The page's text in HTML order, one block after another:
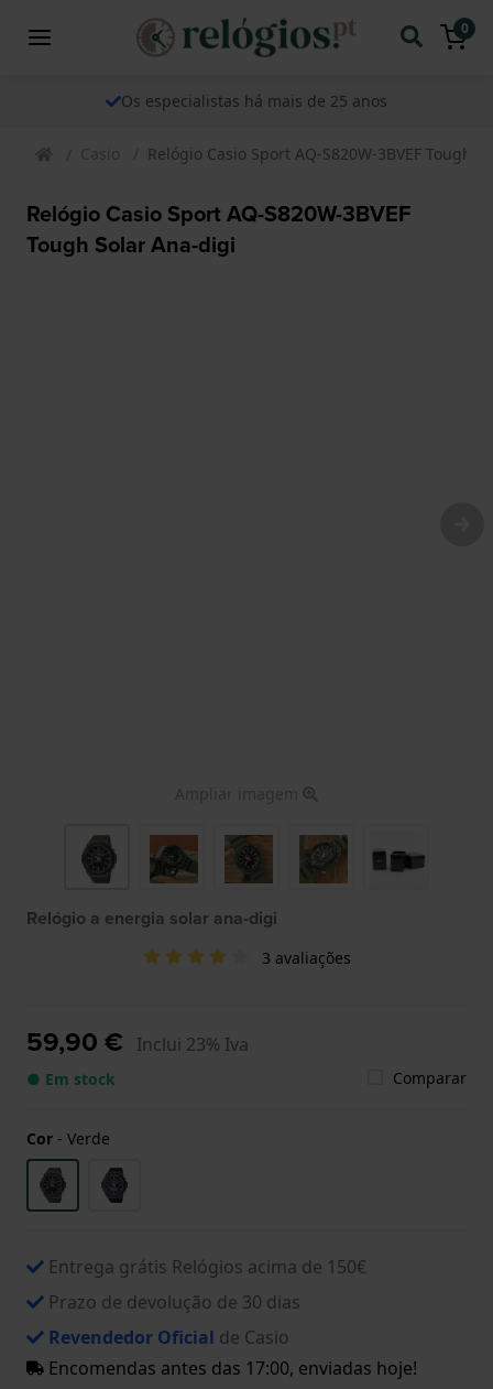
0
Os especialistas há mais de 25 anos
Casio Relógio Casio Sport AQ-S820W-3BVEF Tough
Relógio Casio Sport AQ-S820W-3BVEF
Tough Solar Ana-digi
Ampliar imagem
Relógio a energia solar ana-digi
3 avaliações
59,90 € Inclui 23% Iva
● Em stock Comparar
Cor - Verde
Entrega grátis Relógios acima de 150€
Prazo de devolução de 30 dias
Revendedor Oficial de Casio
Encomendas antes das 17:00, enviadas hoje!